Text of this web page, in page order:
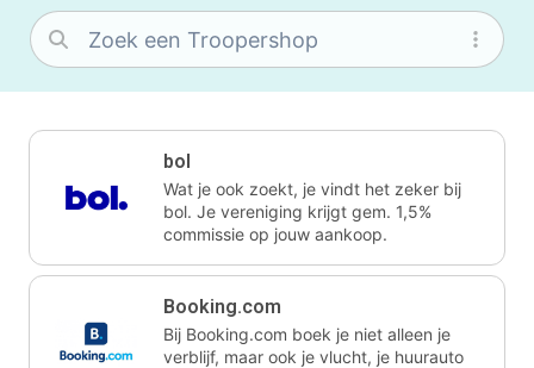
bol
Wat je ook zoekt, je vindt het zeker bij
bol. Je vereniging krijgt gem. 1,5%
commissie op jouw aankoop.
Booking.com
Bij Booking.com boek je niet alleen je
verblijf, maar ook je vlucht, je huurauto